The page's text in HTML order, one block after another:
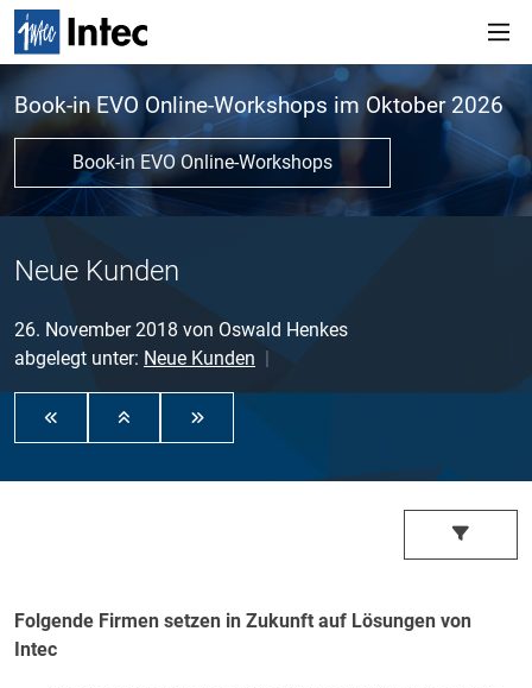
Book-in EVO Online-Workshops im Oktober 2026
Book-in EVO Online-Workshops
Neue Kunden
26. November 2018 von Oswald Henkes
abgelegt unter: Neue Kunden
Folgende Firmen setzen in Zukunft auf Lösungen von
Intec